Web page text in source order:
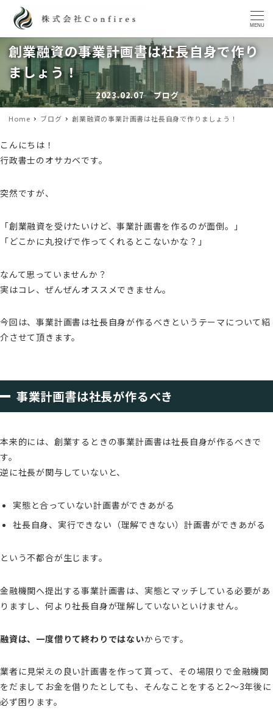
MENU
創業融資の事業計画書は社長自身で作り
ましょう！
投稿日
2023.02.07
カテゴリー
ブログ
Home ブログ 創業融資の事業計画書は社長自身で作りましょう！
こんにちは！
行政書士のオサカベです。
突然ですが、
「創業融資を受けたいけど、事業計画書を作るのが面倒。」
「どこかに丸投げで作ってくれるとこないかな？」
なんて思っていませんか？
実はコレ、ぜんぜんオススメできません。
今回は、事業計画書は社長自身が作るべきというテーマについて紹
介させて頂きます。
事業計画書は社長が作るべき
本来的には、創業するときの事業計画書は社長自身が作るべきで
す。
逆に社長が関与していないと、
実態と合っていない計画書ができあがる
社長自身、実行できない（理解できない）計画書ができあがる
という不都合が生じます。
金融機関へ提出する事業計画書は、実態とマッチしている必要があ
りますし、何より社長自身が理解していないといけません。
融資は、一度借りて終わりではないからです。
業者に見栄えの良い計画書を作って貰って、その場限りで金融機関
をだましてお金を借りたとしても、そんなことをすると2～3年後に
必ず困ります。